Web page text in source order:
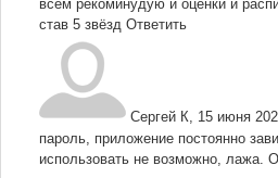
всем рекоминудую и оценки и
став 5 звёзд Ответить
Сергей К, 15 июня
пароль, приложение постоянно
использовать не возможно, лажа.